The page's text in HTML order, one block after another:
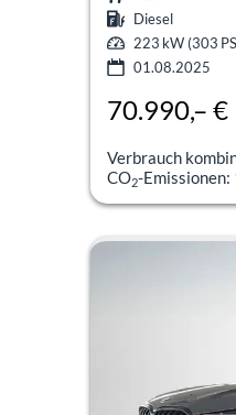
Diesel
223 kW (303
01.08.2025
70.990,– €
Verbrauch
CO2-Emissionen: